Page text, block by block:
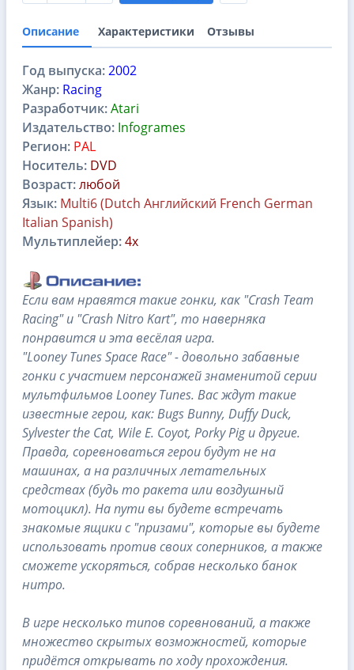
Описание Характеристики Отзывы
Год выпуска:2002
Жанр: Racing
Разработчик:Atari
Издательство: Infogrames
Регион: PAL
Носитель: DVD
Возраст:любой
Язык: Multi6 (Dutch Английский French German
Italian Spanish)
Мультиплейер:4x
Если вам нравятся такие гонки, как "Crash Team
Racing" и "Crash Nitro Kart", то наверняка
понравится и эта весёлая игра.
"Looney Tunes Space Race" - довольно забавные
гонки с участием персонажей знаменитой серии
мультфильмов Looney Tunes. Вас ждут такие
известные герои, как: Bugs Bunny, Duffy Duck,
Sylvester the Cat, Wile E. Coyot, Porky Pig и другие.
Правда, соревноваться герои будут не на
машинах, а на различных летательных
средствах (будь то ракета или воздушный
мотоцикл). На пути вы будете встречать
знакомые ящики с "призами", которые вы будете
использовать против своих соперников, а также
сможете ускоряться, собрав несколько банок
нитро.
В игре несколько типов соревнований, а также
множество скрытых возможностей, которые
придётся открывать по ходу прохождения.